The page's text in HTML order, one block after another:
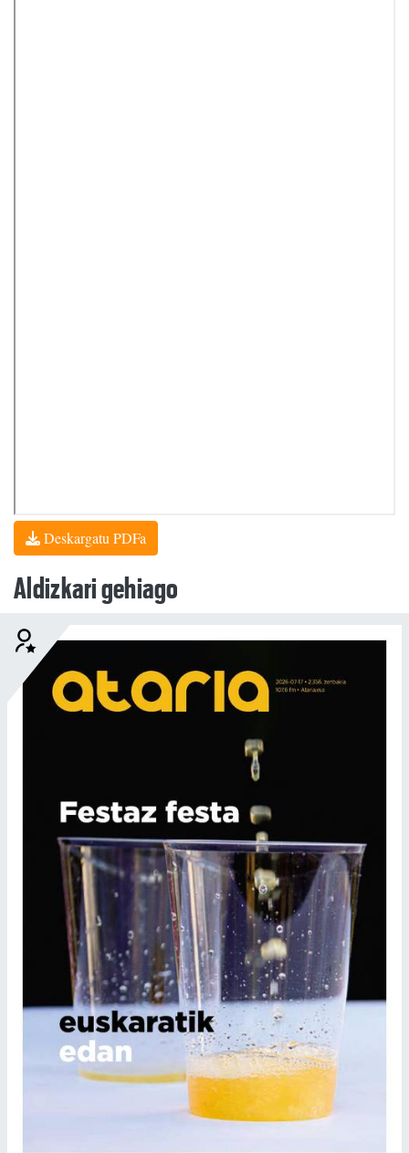
Deskargatu PDFa
Aldizkari gehiago